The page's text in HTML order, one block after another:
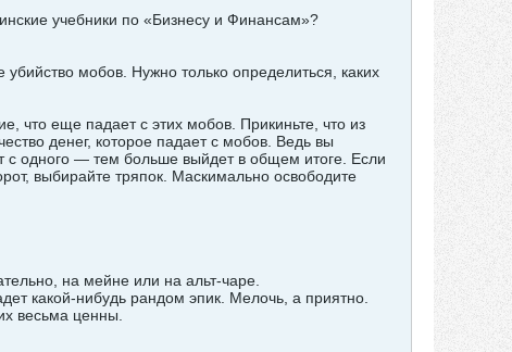
учебники по «Бизнесу и Финансам»?
мобов. Нужно только определиться, каких
еще падает с этих мобов. Прикиньте, что из
денег, которое падает с мобов. Ведь вы
одного — тем больше выйдет в общем итоге. Если
выбирайте тряпок. Маскимально освободите
на мейне или на альт-чаре.
какой-нибудь рандом эпик. Мелочь, а приятно.
весьма ценны.